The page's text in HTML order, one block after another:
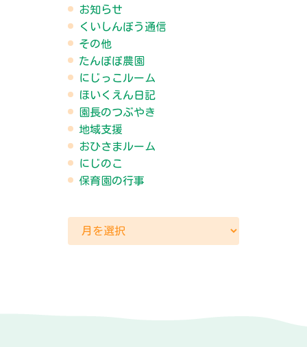
お知らせ
くいしんぼう通信
その他
たんぽぽ農園
にじっこルーム
ほいくえん日記
園長のつぶやき
地域支援
おひさまルーム
にじのこ
保育園の行事